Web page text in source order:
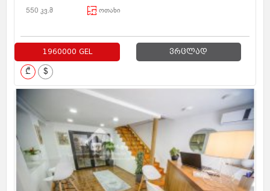
550 კვ.მ ოთახი
1960000 GEL ვრცლად
₾ $